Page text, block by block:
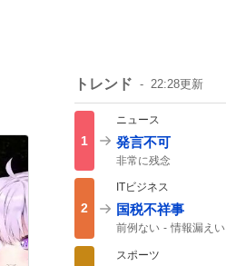
トレンド 22:28更新
1
ニュース
発言不可
非常に残念
2
ITビジネス
国税不祥事
前例ない 情報漏えい
スポーツ